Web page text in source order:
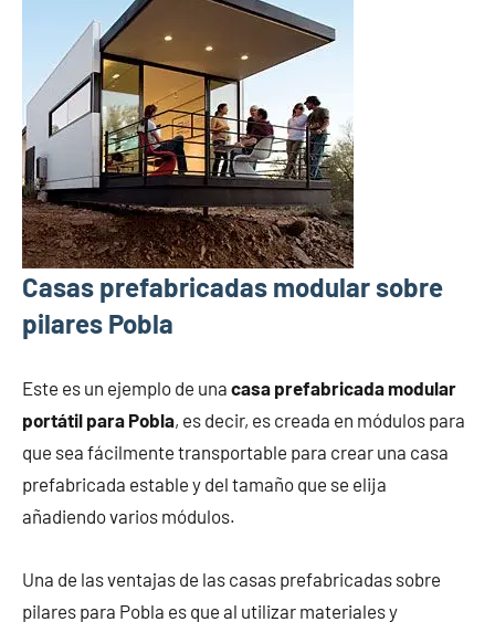
Casas prefabricadas modular sobre
pilares Pobla
Este es un ejemplo de una casa prefabricada modular
portátil para Pobla, es decir, es creada en módulos para
que sea fácilmente transportable para crear una casa
prefabricada estable y del tamaño que se elija
añadiendo varios módulos.
Una de las ventajas de las casas prefabricadas sobre
pilares para Pobla es que al utilizar materiales y